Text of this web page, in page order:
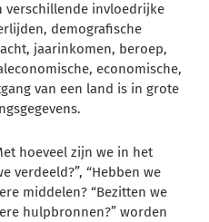
verschillende invloedrijke
demografische
jaarinkomen, beroep,
economische,
van een land is in grote
hoeveel zijn we in het
verdeeld?”, “Hebben we
middelen? “Bezitten we
hulpbronnen?” worden